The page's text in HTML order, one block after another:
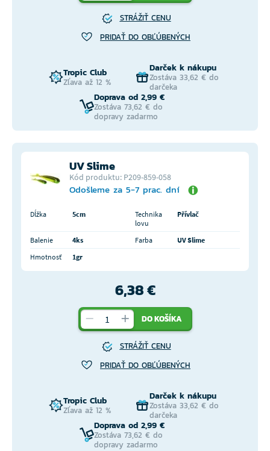
STRÁŽIŤ CENU
PRIDAŤ DO OBĽÚBENÝCH
Tropic Club
Zľava až 12 %
Darček k nákupu
Zostáva 33,62 € do
darčeka
Doprava od 2,99 €
Zostáva 73,62 € do
dopravy zadarmo
UV Slime
Kód produktu: P209-859-058
Odošleme za 5-7 prac. dní
Dĺžka 5cm
Technika
lovu
Přívlač
Balenie 4ks Farba
UV Slime
Hmotnosť
1gr
6,38 €
DO KOŠÍKA
STRÁŽIŤ CENU
PRIDAŤ DO OBĽÚBENÝCH
Tropic Club
Zľava až 12 %
Darček k nákupu
Zostáva 33,62 € do
darčeka
Doprava od 2,99 €
Zostáva 73,62 € do
dopravy zadarmo